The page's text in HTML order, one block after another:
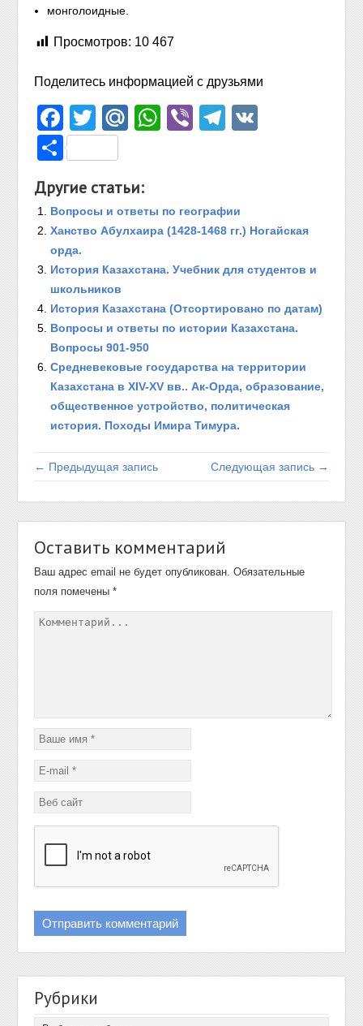
монголоидные.
Просмотров: 10 467
Поделитесь информацией с друзьями
Facebook
TwitterMail.Ru
WhatsApp
ViberTelegram
Отправить
Другие статьи:
Вопросы и ответы по географии
Ханство Абулхаира (1428-1468 гг.) Ногайская
орда.
История Казахстана. Учебник для студентов и
школьников
История Казахстана (Отсортировано по датам)
Вопросы и ответы по истории Казахстана.
Вопросы 901-950
Средневековые государства на территории
Казахстана в XIV-XV вв.. Ак-Орда, образование,
общественное устройство, политическая
история. Походы Имира Тимура.
← Предыдущая запись Следующая запись →
Оставить комментарий
Ваш адрес email не будет опубликован. Обязательные
поля помечены*
Рубрики